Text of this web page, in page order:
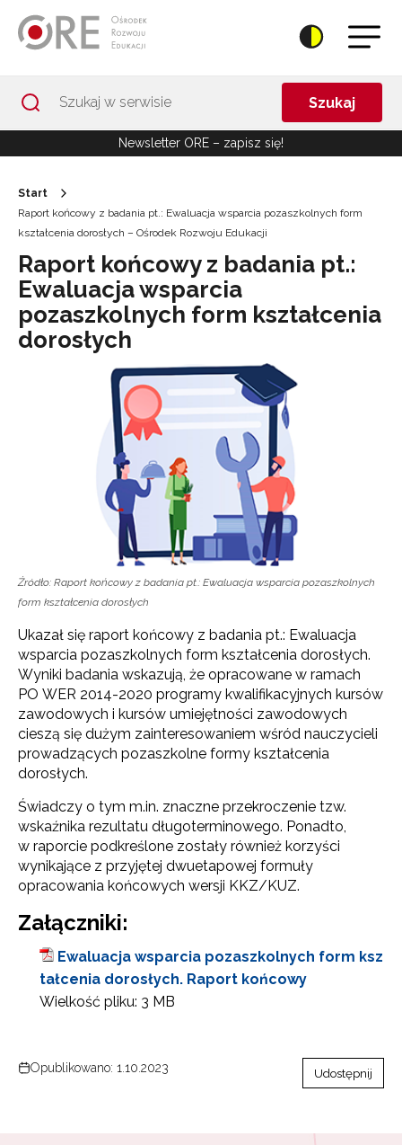
Szukaj
Newsletter ORE – zapisz się!
Start
Raport końcowy z badania pt.: Ewaluacja wsparcia pozaszkolnych form
kształcenia dorosłych – Ośrodek Rozwoju Edukacji
Raport końcowy z badania pt.:
Ewaluacja wsparcia
pozaszkolnych form kształcenia
dorosłych
Źródło: Raport końcowy z badania pt.: Ewaluacja wsparcia pozaszkolnych
form kształcenia dorosłych
Ukazał się raport końcowy z badania pt.: Ewaluacja
wsparcia pozaszkolnych form kształcenia dorosłych.
Wyniki badania wskazują, że opracowane w ramach
PO WER 2014-2020 programy kwalifikacyjnych kursów
zawodowych i kursów umiejętności zawodowych
cieszą się dużym zainteresowaniem wśród nauczycieli
prowadzących pozaszkolne formy kształcenia
dorosłych.
Świadczy o tym m.in. znaczne przekroczenie tzw.
wskaźnika rezultatu długoterminowego. Ponadto,
w raporcie podkreślone zostały również korzyści
wynikające z przyjętej dwuetapowej formuły
opracowania końcowych wersji KKZ/KUZ.
Załączniki:
Ewaluacja wsparcia pozaszkolnych form ksz
tałcenia dorosłych. Raport końcowy
Wielkość pliku: 3 MB
Opublikowano: 1.10.2023 Udostępnij